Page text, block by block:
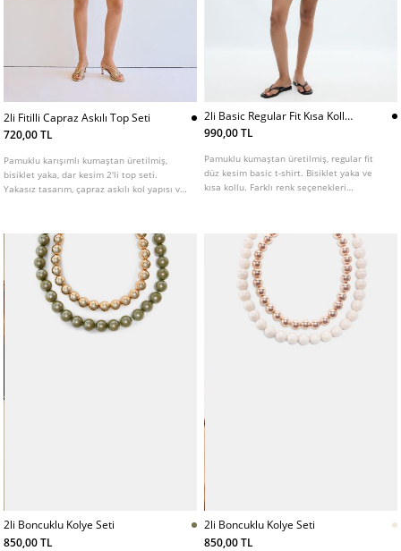
2li Fitilli Capraz Askılı Top Seti
720,00 TL
Pamuklu karışımlı kumaştan üretilmiş,
bisiklet yaka, dar kesim 2'li top seti.
Yakasız tasarım, çapraz askılı kol yapısı ve
2li Basic Regular Fit Kısa Kollu
Tshirt Paketi
990,00 TL
Pamuklu kumaştan üretilmiş, regular fit
düz kesim basic t-shirt. Bisiklet yaka ve
kısa kollu. Farklı renk seçenekleri
2li Boncuklu Kolye Seti
850,00 TL
2li Boncuklu Kolye Seti
850,00 TL